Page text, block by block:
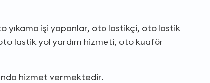
yıkama işi yapanlar, oto lastikçi, oto lastik
oto lastik yol yardım hizmeti, oto kuaför
hizmet vermektedir.